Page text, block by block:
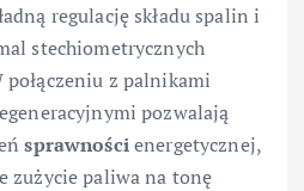
regulację składu spalin i
stechiometrycznych
z palnikami
pozwalają
sprawnościenergetycznej,
zużycie paliwa na tonę